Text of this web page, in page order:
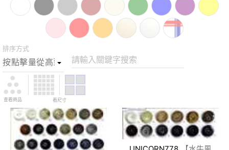
排序方式
請輸入關鍵字搜索
查看商品 看尺寸